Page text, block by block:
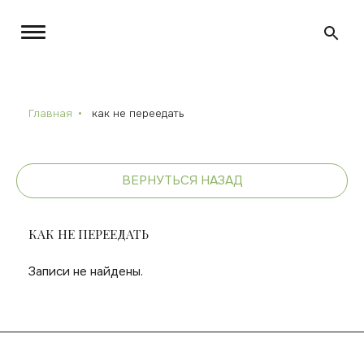
Главная как не переедать
ВЕРНУТЬСЯ НАЗАД
КАК НЕ ПЕРЕЕДАТЬ
Записи не найдены.